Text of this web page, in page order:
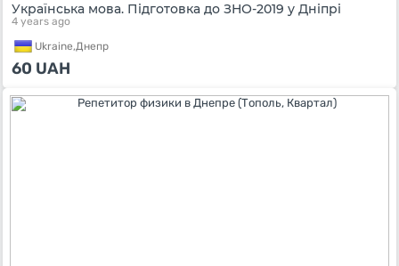
Українська мова. Підготовка до ЗНО-2019 у Дніпрі
4 years ago
Ukraine,Днепр
60 UAH